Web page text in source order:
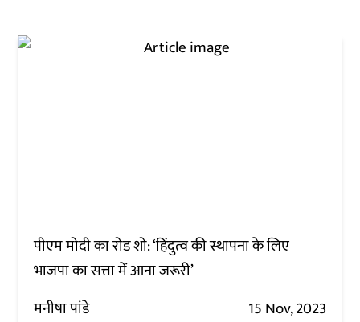
पीएम मोदी का रोड शो: ‘हिंदुत्व की स्थापना के लिए
भाजपा का सत्ता में आना जरूरी’
मनीषा पांडे
15 Nov, 2023